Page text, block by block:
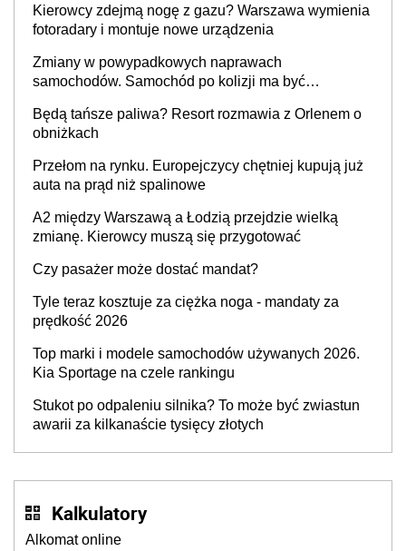
Kierowcy zdejmą nogę z gazu? Warszawa wymienia
fotoradary i montuje nowe urządzenia
Zmiany w powypadkowych naprawach
samochodów. Samochód po kolizji ma być
producenta
Będą tańsze paliwa? Resort rozmawia z Orlenem o
obniżkach
Przełom na rynku. Europejczycy chętniej kupują już
auta na prąd niż spalinowe
A2 między Warszawą a Łodzią przejdzie wielką
zmianę. Kierowcy muszą się przygotować
Czy pasażer może dostać mandat?
Tyle teraz kosztuje za ciężka noga - mandaty za
prędkość 2026
Top marki i modele samochodów używanych 2026.
Kia Sportage na czele rankingu
Stukot po odpaleniu silnika? To może być zwiastun
awarii za kilkanaście tysięcy złotych
Kalkulatory
Alkomat online